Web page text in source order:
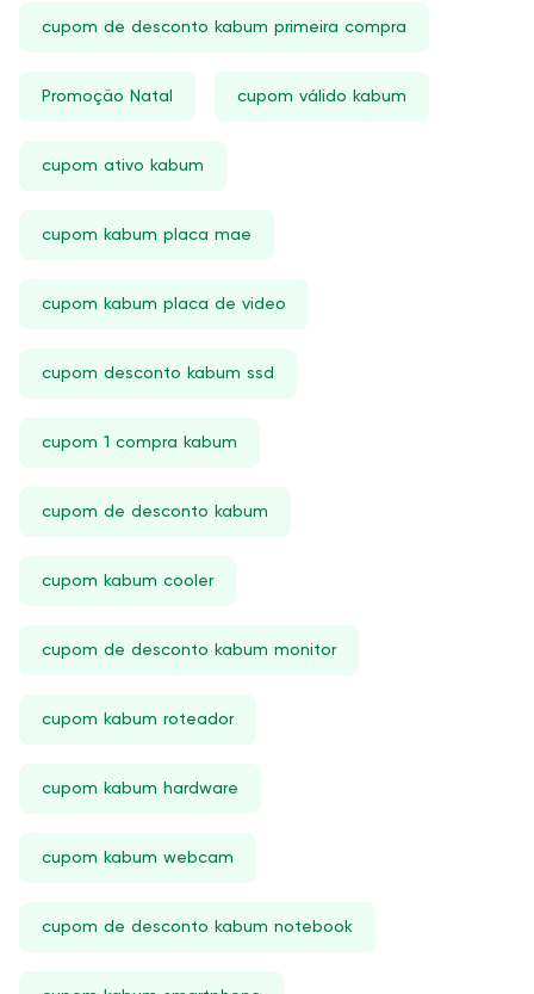
cupom de desconto kabum primeira compra
Promoção Natal cupom válido kabum
cupom ativo kabum
cupom kabum placa mae
cupom kabum placa de video
cupom desconto kabum ssd
cupom 1 compra kabum
cupom de desconto kabum
cupom kabum cooler
cupom de desconto kabum monitor
cupom kabum roteador
cupom kabum hardware
cupom kabum webcam
cupom de desconto kabum notebook